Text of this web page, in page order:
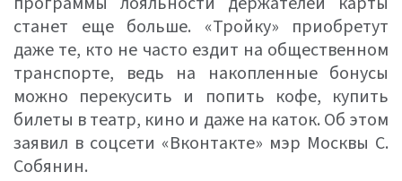
станет еще больше. «Тройку» приобретут
даже те, кто не часто ездит на общественном
транспорте, ведь на накопленные бонусы
можно перекусить и попить кофе, купить
билеты в театр, кино и даже на каток. Об этом
заявил в соцсети «Вконтакте» мэр Москвы С.
Собянин.